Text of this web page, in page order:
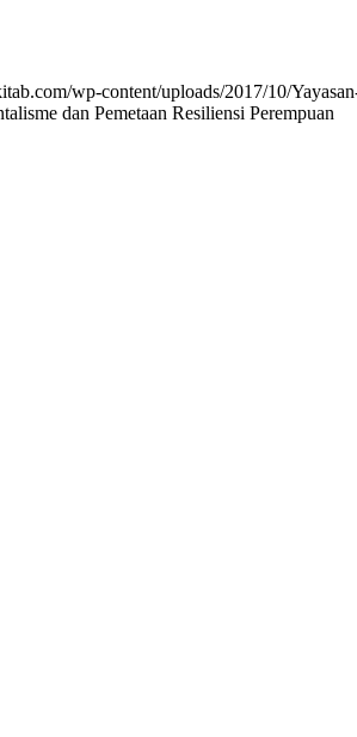
wp-content/uploads/2017/10/
dan Pemetaan Resiliensi Perempuan